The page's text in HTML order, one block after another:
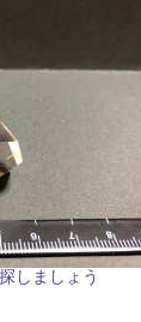
しましょう